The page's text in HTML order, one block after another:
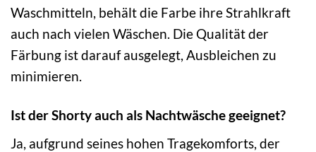
Waschmitteln, behält die Farbe ihre Strahlkraft
auch nach vielen Wäschen. Die Qualität der
Färbung ist darauf ausgelegt, Ausbleichen zu
minimieren.
Ist der Shorty auch als Nachtwäsche geeignet?
Ja, aufgrund seines hohen Tragekomforts, der